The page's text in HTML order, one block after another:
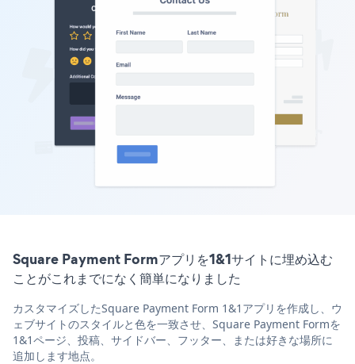
Square Payment Formアプリを1&1サイトに埋め込む
ことがこれまでになく簡単になりました
カスタマイズしたSquare Payment Form 1&1アプリを作成し、ウ
ェブサイトのスタイルと色を一致させ、Square Payment Formを
1&1ページ、投稿、サイドバー、フッター、または好きな場所に
追加します地点。